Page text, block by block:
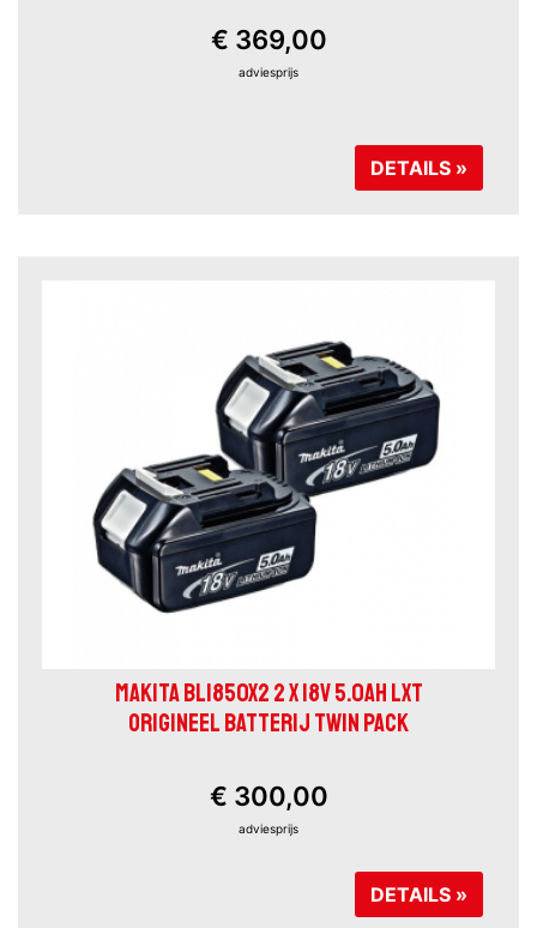
€ 369,00
adviesprijs
DETAILS »
MAKITA BL1850X2 2 X 18V 5.0AH LXT
ORIGINEEL BATTERIJ TWIN PACK
€ 300,00
adviesprijs
DETAILS »